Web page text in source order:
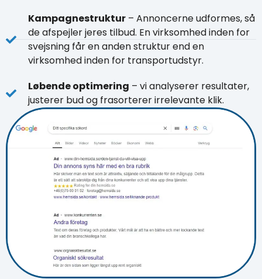
Kampagnestruktur– Annoncerne udformes, så
de afspejler jeres tilbud. En virksomhed inden for
svejsning får en anden struktur end en
virksomhed inden for transportudstyr.
Løbende optimering – vi analyserer resultater,
justerer bud og frasorterer irrelevante klik.